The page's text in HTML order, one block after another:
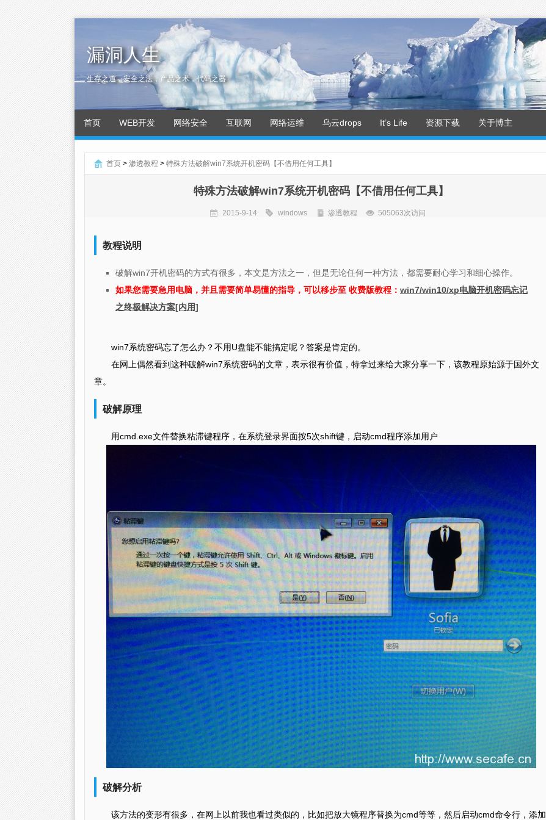
漏洞人生
生存之道，安全之法，产品之术，代码之器
首页 WEB开发 网络安全 互联网 网络运维 乌云drops It’s Life 资源下载 关于博主
首页 > 渗透教程 > 特殊方法破解win7系统开机密码【不借用任何工具】
特殊方法破解win7系统开机密码【不借用任何工具】
2015-9-14 windows 渗透教程 505063次访问
教程说明
破解win7开机密码的方式有很多，本文是方法之一，但是无论任何一种方法，都需要耐心学习和细心操作。
如果您需要急用电脑，并且需要简单易懂的指导，可以移步至 收费版教程： win7/win10/xp电脑开机密码忘记
之终极解决方案[内用]
win7系统密码忘了怎么办？不用U盘能不能搞定呢？答案是肯定的。
在网上偶然看到这种破解win7系统密码的文章，表示很有价值，特拿过来给大家分享一下，该教程原始源于国外文
章。
破解原理
用cmd.exe文件替换粘滞键程序，在系统登录界面按5次shift键，启动cmd程序添加用户
破解分析
该方法的变形有很多，在网上以前我也看过类似的，比如把放大镜程序替换为cmd等等，然后启动cmd命令行，添加